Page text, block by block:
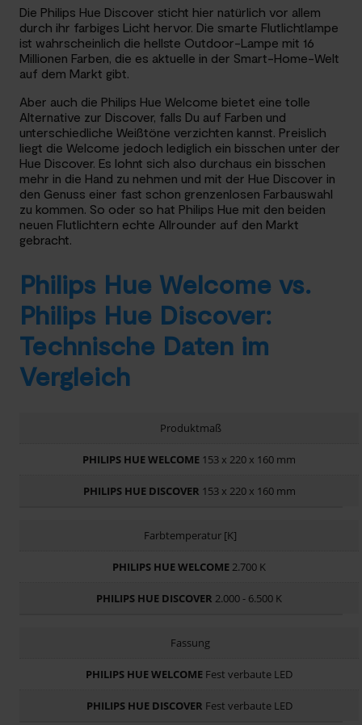
Die Philips Hue Discover sticht hier natürlich vor allem
durch ihr farbiges Licht hervor. Die smarte Flutlichtlampe
ist wahrscheinlich die hellste Outdoor-Lampe mit 16
Millionen Farben, die es aktuelle in der Smart-Home-Welt
auf dem Markt gibt.
Aber auch die Philips Hue Welcome bietet eine tolle
Alternative zur Discover, falls Du auf Farben und
unterschiedliche Weißtöne verzichten kannst. Preislich
liegt die Welcome jedoch lediglich ein bisschen unter der
Hue Discover. Es lohnt sich also durchaus ein bisschen
mehr in die Hand zu nehmen und mit der Hue Discover in
den Genuss einer fast schon grenzenlosen Farbauswahl
zu kommen. So oder so hat Philips Hue mit den beiden
neuen Flutlichtern echte Allrounder auf den Markt
gebracht.
Philips Hue Welcome vs.
Philips Hue Discover:
Technische Daten im
Vergleich
Produktmaß
153 x 220 x 160 mm
153 x 220 x 160 mm
Farbtemperatur [K]
2.700 K
2.000 - 6.500 K
Fassung
Fest verbaute LED
Fest verbaute LED